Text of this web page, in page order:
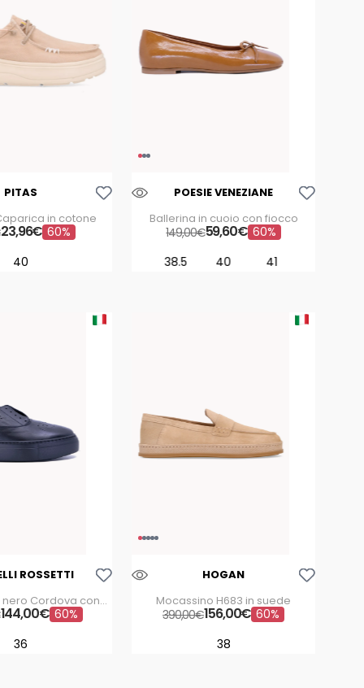
PITAS
in cotone
23,96€ 60%
40
POESIE VENEZIANE
Ballerina in cuoio con fiocco
149,00€59,60€ 60%
38.5
40 41
ROSSETTI
Cordova con
traforata
144,00€ 60%
36
HOGAN
Mocassino H683 in suede
390,00€156,00€ 60%
38